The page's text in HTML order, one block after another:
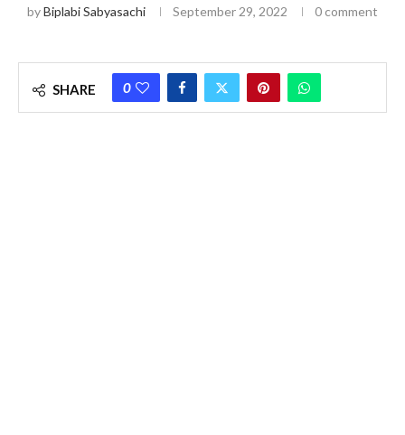
byBiplabi Sabyasachi September 29, 2022 0 comment
SHARE 0